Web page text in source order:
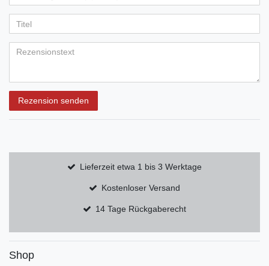
Rezension senden
Lieferzeit etwa 1 bis 3 Werktage
Kostenloser Versand
14 Tage Rückgaberecht
Shop